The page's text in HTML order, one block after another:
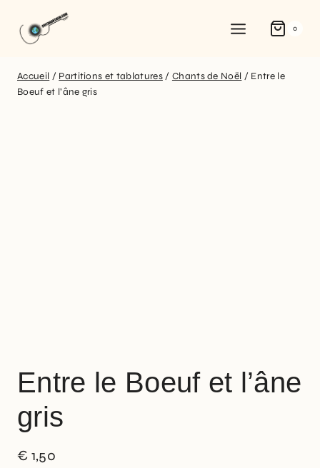
0
Accueil / Partitions et tablatures / Chants de Noël / Entre le
Boeuf et l’âne gris
Entre le Boeuf et l’âne
gris
€ 1,50